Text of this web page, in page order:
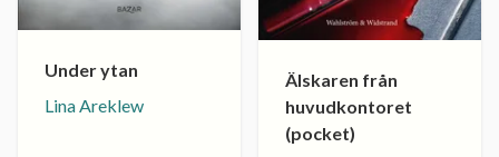
Under ytan
Lina Areklew
Älskaren från
huvudkontoret
(pocket)